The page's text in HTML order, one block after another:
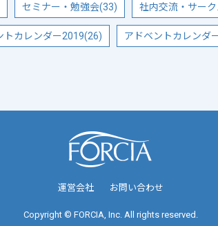
セミナー・勉強会(33) 社内交流・サー
トカレンダー2019(26) アドベントカレンダ
運営会社 お問い合わせ
Copyright © FORCIA, Inc. All rights reserved.